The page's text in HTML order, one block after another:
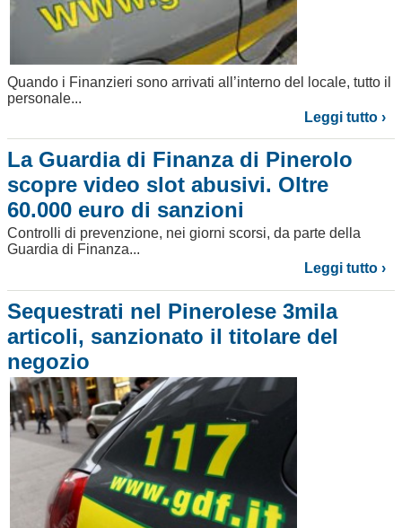
Quando i Finanzieri sono arrivati all’interno del locale, tutto il
personale...
Leggi tutto ›
La Guardia di Finanza di Pinerolo
scopre video slot abusivi. Oltre
60.000 euro di sanzioni
Controlli di prevenzione, nei giorni scorsi, da parte della
Guardia di Finanza...
Leggi tutto ›
Sequestrati nel Pinerolese 3mila
articoli, sanzionato il titolare del
negozio